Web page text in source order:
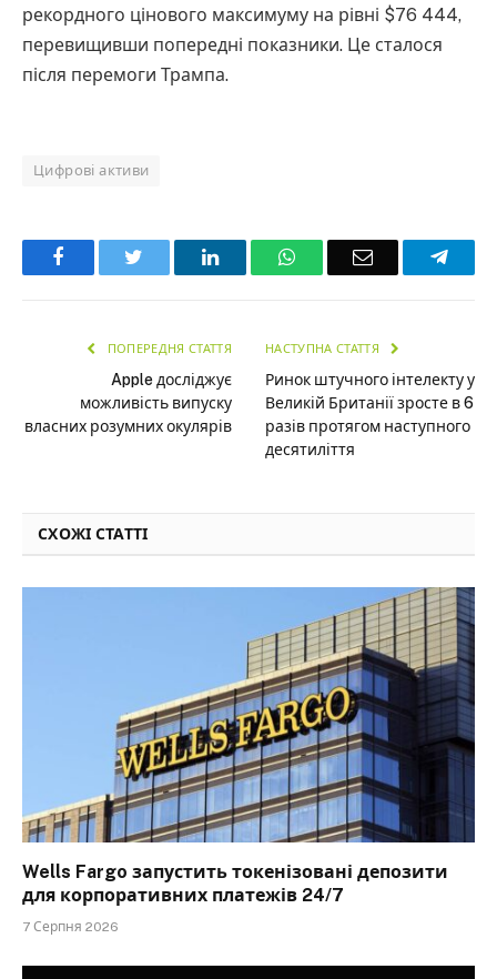
рекордного цінового максимуму на рівні $76 444,
перевищивши попередні показники. Це сталося
після перемоги Трампа.
Цифрові активи
Facebook LinkedInWhatsAppEmail
ПОПЕРЕДНЯ СТАТТЯ
Apple досліджує
можливість випуску
власних розумних окулярів
НАСТУПНА СТАТТЯ
Ринок штучного інтелекту у
Великій Британії зросте в 6
разів протягом наступного
десятиліття
СХОЖІ СТАТТІ
Wells Fargo запустить токенізовані депозити
для корпоративних платежів 24/7
7 Серпня 2026